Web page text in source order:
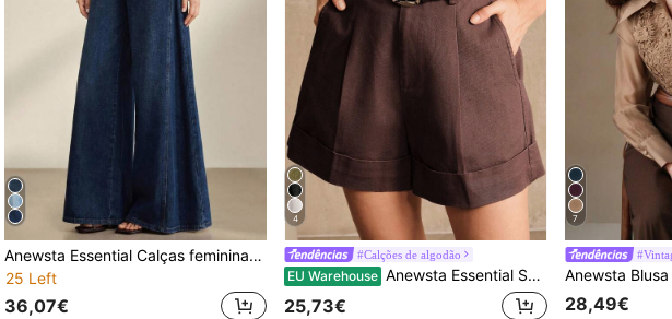
Anewsta Essential Calças femininas de ganga azuis de perna larga, estilo casual de férias, versáteis, com design de ossos laterais e pregas
25 Left
36,07€
4
#Calções de algodão
EU Warehouse Anewsta Essential Shorts de perna larga em cor sólida, modernos e elegantes, ideais para o dia a dia, passeios, festivais, verão e outono.
25,73€
7
28,49€